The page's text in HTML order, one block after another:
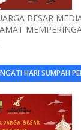
BESAR
HARI SUMPAH